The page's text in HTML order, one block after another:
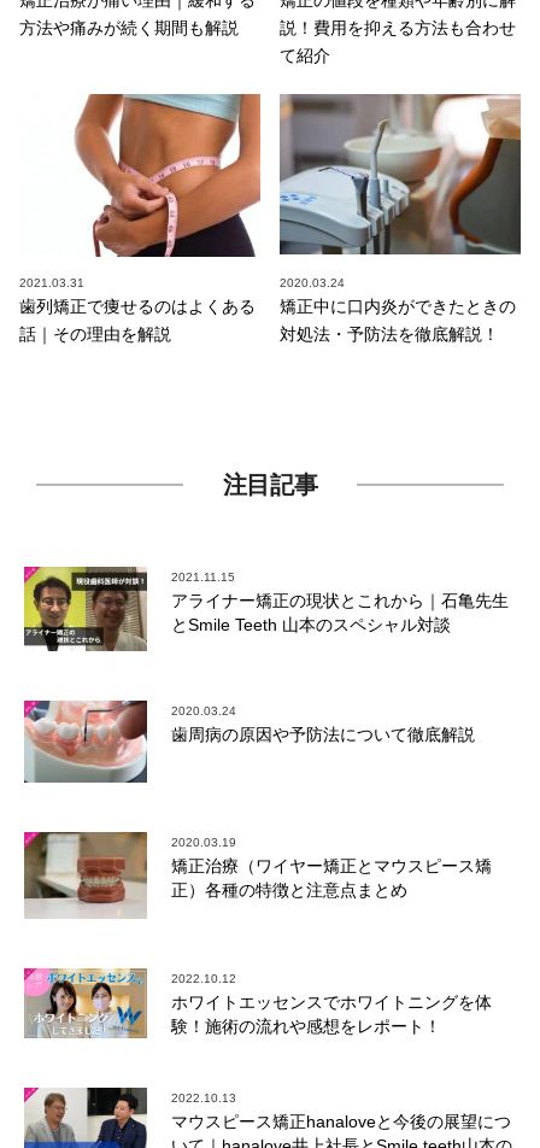
方法や痛みが続く期間も解説
説！費用を抑える方法も合わせ
て紹介
2021.03.31
歯列矯正で痩せるのはよくある
話｜その理由を解説
2020.03.24
矯正中に口内炎ができたときの
対処法・予防法を徹底解説！
注目記事
2021.11.15
アライナー矯正の現状とこれから｜石亀先生
とSmile Teeth 山本のスペシャル対談
2020.03.24
歯周病の原因や予防法について徹底解説
2020.03.19
矯正治療（ワイヤー矯正とマウスピース矯
正）各種の特徴と注意点まとめ
2022.10.12
ホワイトエッセンスでホワイトニングを体
験！施術の流れや感想をレポート！
2022.10.13
マウスピース矯正hanaloveと今後の展望につ